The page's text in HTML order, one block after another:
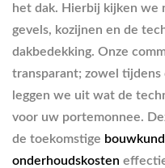
het dak. Hierbij kijken we
gevels, kozijnen en de
dakbedekking. Onze
transparant; zowel tijdens
leggen we uit wat de
voor uw portemonnee.
de toekomstige
onderhoudskosten